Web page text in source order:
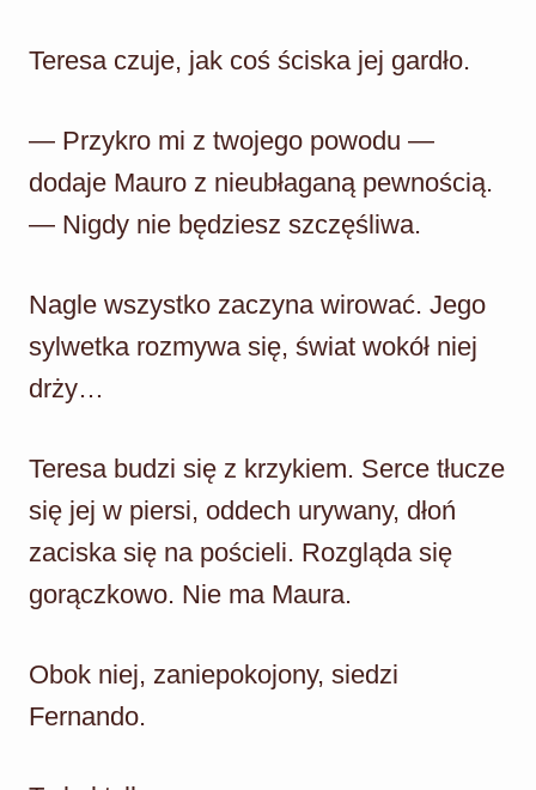
Teresa czuje, jak coś ściska jej gardło.
— Przykro mi z twojego powodu —
dodaje Mauro z nieubłaganą pewnością.
— Nigdy nie będziesz szczęśliwa.
Nagle wszystko zaczyna wirować. Jego
sylwetka rozmywa się, świat wokół niej
drży…
Teresa budzi się z krzykiem. Serce tłucze
się jej w piersi, oddech urywany, dłoń
zaciska się na pościeli. Rozgląda się
gorączkowo. Nie ma Maura.
Obok niej, zaniepokojony, siedzi
Fernando.